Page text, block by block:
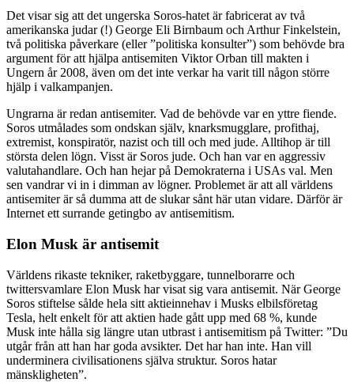
Det visar sig att det ungerska Soros-hatet är fabricerat av två
amerikanska judar (!) George Eli Birnbaum och Arthur Finkelstein,
två politiska påverkare (eller ”politiska konsulter”) som behövde bra
argument för att hjälpa antisemiten Viktor Orban till makten i
Ungern år 2008, även om det inte verkar ha varit till någon större
hjälp i valkampanjen.
Ungrarna är redan antisemiter. Vad de behövde var en yttre fiende.
Soros utmålades som ondskan själv, knarksmugglare, profithaj,
extremist, konspiratör, nazist och till och med jude. Alltihop är till
största delen lögn. Visst är Soros jude. Och han var en aggressiv
valutahandlare. Och han hejar på Demokraterna i USAs val. Men
sen vandrar vi in i dimman av lögner. Problemet är att all världens
antisemiter är så dumma att de slukar sånt här utan vidare. Därför är
Internet ett surrande getingbo av antisemitism.
Elon Musk är antisemit
Världens rikaste tekniker, raketbyggare, tunnelborarre och
twittersvamlare Elon Musk har visat sig vara antisemit. När George
Soros stiftelse sålde hela sitt aktieinnehav i Musks elbilsföretag
Tesla, helt enkelt för att aktien hade gått upp med 68 %, kunde
Musk inte hålla sig längre utan utbrast i antisemitism på Twitter: ”Du
utgår från att han har goda avsikter. Det har han inte. Han vill
underminera civilisationens själva struktur. Soros hatar
mänskligheten”.